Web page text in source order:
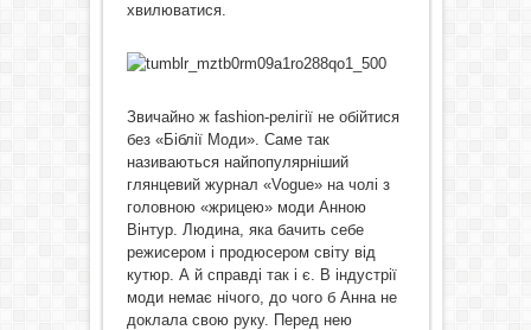
хвилюватися.
Звичайно ж fashion-релігії не обійтися
без «Біблії Моди». Саме так
називаються найпопулярніший
глянцевий журнал «Voguе» на чолі з
головною «жрицею» моди Анною
Вінтур. Людина, яка бачить себе
режисером і продюсером світу від
кутюр. А й справді так і є. В індустрії
моди немає нічого, до чого б Анна не
доклала свою руку. Перед нею